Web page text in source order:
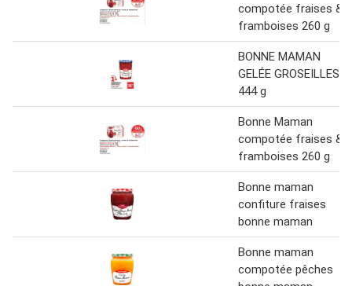
compotée fraises &
framboises 260 g
BONNE MAMAN
GELÉE GROSEILLES
444 g
Bonne Maman
compotée fraises &
framboises 260 g
Bonne maman
confiture fraises
bonne maman
Bonne maman
compotée pêches